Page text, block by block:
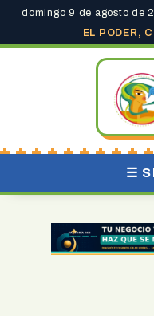
domingo 9 de agosto de
EL PODER,
☰